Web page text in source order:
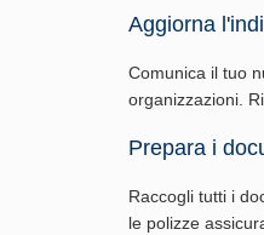
Aggiorna
Comunica il tuo
organizzazioni.
Prepara i
Raccogli tutti i
le polizze